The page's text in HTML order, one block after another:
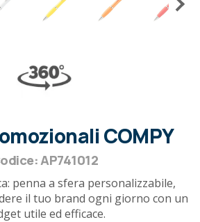
COMPY
AP741012
penna a sfera personalizzabile,
il tuo brand ogni giorno con un
utile ed efficace.